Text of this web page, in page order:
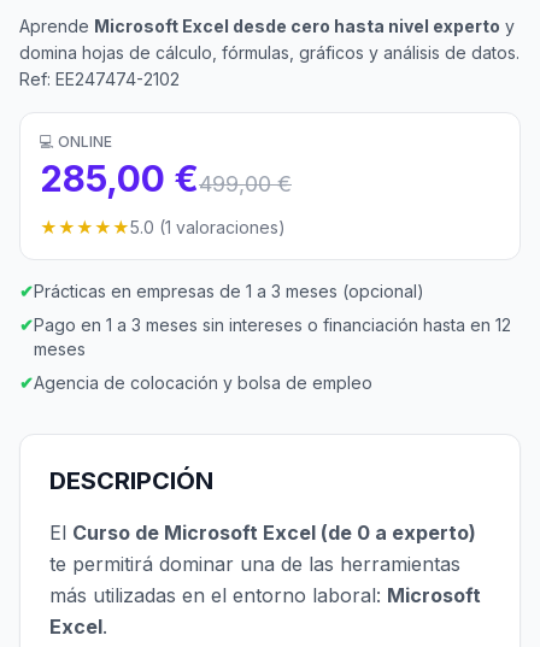
Aprende Microsoft Excel desde cero hasta nivel experto y
domina hojas de cálculo, fórmulas, gráficos y análisis de datos.
Ref: EE247474-2102
💻 ONLINE
285,00 €499,00 €
★★★★★5.0 (1 valoraciones)
✔Prácticas en empresas de 1 a 3 meses (opcional)
✔Pago en 1 a 3 meses sin intereses o financiación hasta en 12
meses
✔Agencia de colocación y bolsa de empleo
DESCRIPCIÓN
El Curso de Microsoft Excel (de 0 a experto)
te permitirá dominar una de las herramientas
más utilizadas en el entorno laboral: Microsoft
Excel.